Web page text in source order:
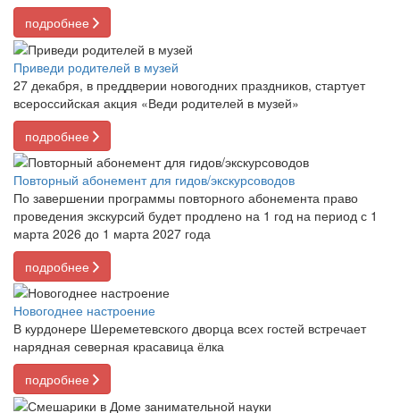
подробнее
Приведи родителей в музей
27 декабря, в преддверии новогодних праздников, стартует
всероссийская акция «Веди родителей в музей»
подробнее
Повторный абонемент для гидов/экскурсоводов
По завершении программы повторного абонемента право
проведения экскурсий будет продлено на 1 год на период с 1
марта 2026 до 1 марта 2027 года
подробнее
Новогоднее настроение
В курдонере Шереметевского дворца всех гостей встречает
нарядная северная красавица ёлка
подробнее